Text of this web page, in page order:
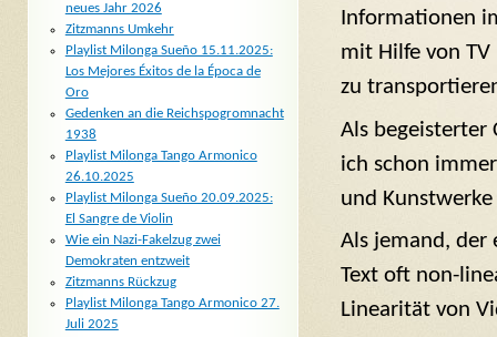
Informationen
mit Hilfe von TV
zu
Als begeisterter
ich schon
und
Als jemand, der
Text oft non-
Linearität von
neues Jahr 2026
Zitzmanns Umkehr
Playlist Milonga Sueño 15.11.2025:
Los Mejores Éxitos de la Época de
Oro
Gedenken an die Reichspogromnacht
1938
Playlist Milonga Tango Armonico
26.10.2025
Playlist Milonga Sueño 20.09.2025:
El Sangre de Violin
Wie ein Nazi-Fakelzug zwei
Demokraten entzweit
Zitzmanns Rückzug
Playlist Milonga Tango Armonico 27.
Juli 2025